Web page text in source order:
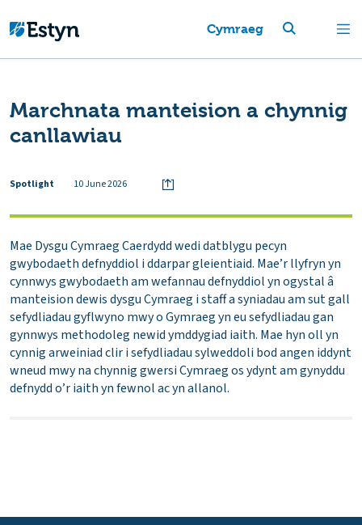
Cymraeg
Marchnata manteision a chynnig
canllawiau
Spotlight 10 June 2026
Mae Dysgu Cymraeg Caerdydd wedi datblygu pecyn
gwybodaeth defnyddiol i ddarpar gleientiaid. Mae’r llyfryn yn
cynnwys gwybodaeth am wefannau defnyddiol yn ogystal â
manteision dewis dysgu Cymraeg i staff a syniadau am sut gall
sefydliadau gyflwyno mwy o Gymraeg yn eu sefydliadau gan
gynnwys methodoleg newid ymddygiad iaith. Mae hyn oll yn
cynnig arweiniad clir i sefydliadau sylweddoli bod angen iddynt
wneud mwy na chynnig gwersi Cymraeg os ydynt am gynyddu
defnydd o’r iaith yn fewnol ac yn allanol.